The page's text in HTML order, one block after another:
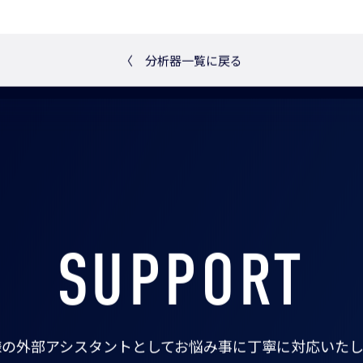
〈 分析器一覧に戻る
SUPPORT
外部アシスタントとしてお悩み事に丁寧に対応いた